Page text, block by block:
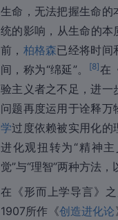
生命，无法把握生命的
统的影响，从生命的
前， 柏格森已经将时间
间，称为“绵延”。
[8]在
验主义者之不足，进一
问题再度运用于诠释
学过度依赖被实用化的
进化观扭转为“精神
觉”与“理智”两种方法
在《形而上学导言》
1907所作《创造进化论